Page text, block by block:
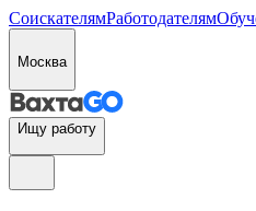
СоискателямРаботодателям
Москва
Ищу работу